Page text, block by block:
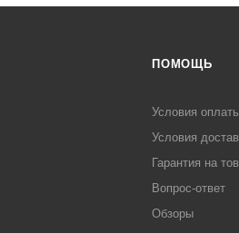
ПОМОЩЬ
Условия
Условия
Гарантия на
Вопрос-ответ
Обзоры